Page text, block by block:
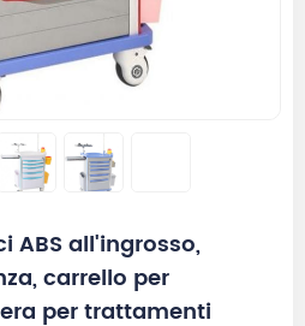
ABS all'ingrosso,
carrello per
per trattamenti